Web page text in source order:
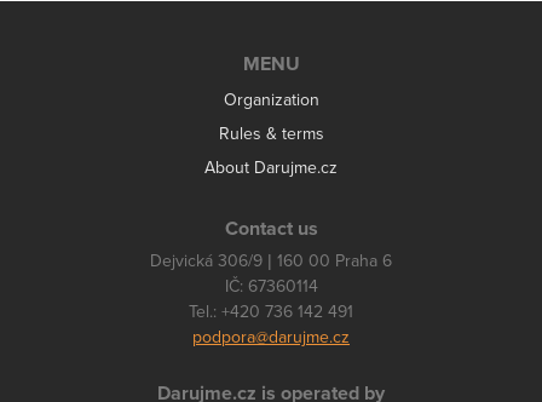
MENU
Organization
Rules & terms
About Darujme.cz
Contact us
Dejvická 306/9 | 160 00 Praha 6
IČ: 67360114
Tel.: +420 736 142 491
podpora@darujme.cz
Darujme.cz is operated by